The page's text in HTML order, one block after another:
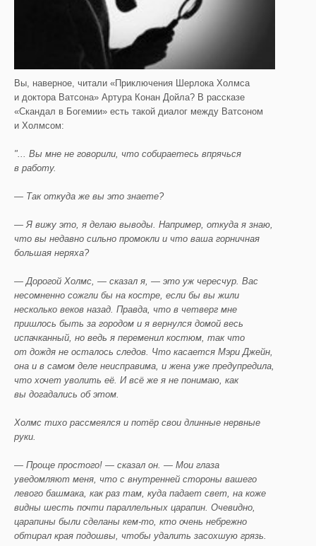
Вы, наверное, читали «Приключения Шерлока Холмса
и доктора Ватсона» Артура Конан Дойла? В рассказе
«Скандал в Богемии» есть такой диалог между Ватсоном
и Холмсом:
"... Вы мне не говорили, что собираетесь впрячься
в работу.
— Так откуда же вы это знаете?
— Я вижу это, я делаю выводы. Например, откуда я знаю,
что вы недавно сильно промокли и что ваша горничная
большая неряха?
— Дорогой Холмс, — сказал я, — это уж чересчур. Вас
несомненно сожгли бы на костре, если бы вы жили
несколько веков назад. Правда, что в четверг мне
пришлось быть за городом и я вернулся домой весь
испачканный, но ведь я переменил костюм, так что
от дождя не осталось следов. Что касается Мэри Джейн,
она и в самом деле неисправима, и жена уже предупредила,
что хочет уволить её. И всё же я не понимаю, как
вы догадались об этом.
Холмс тихо рассмеялся и потёр свои длинные нервные
руки.
— Проще простого! — сказал он. — Мои глаза
уведомляют меня, что с внутренней стороны вашего
левого башмака, как раз там, куда падает свет, на коже
видны шесть почти параллельных царапин. Очевидно,
царапины были сделаны кем-то, кто очень небрежно
обтирал края подошвы, чтобы удалить засохшую грязь.